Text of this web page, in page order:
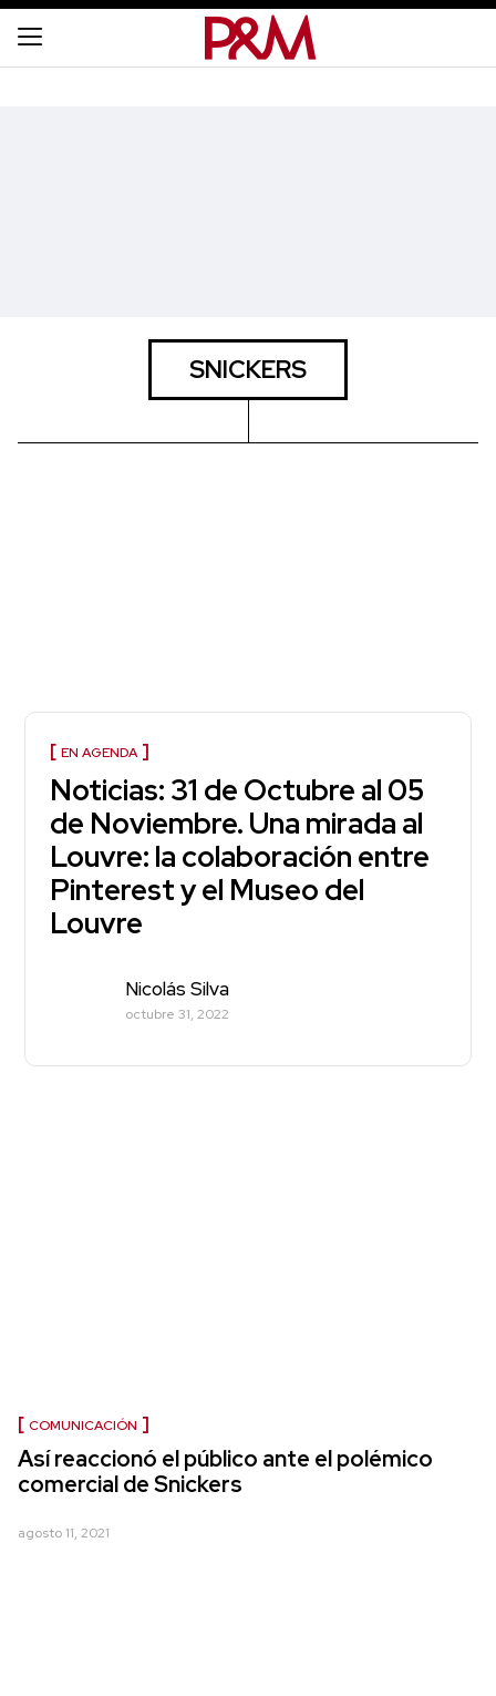
SNICKERS
EN AGENDA
Noticias: 31 de Octubre al 05
de Noviembre. Una mirada al
Louvre: la colaboración entre
Pinterest y el Museo del
Louvre
Nicolás Silva
octubre 31, 2022
COMUNICACIÓN
Así reaccionó el público ante el polémico
comercial de Snickers
agosto 11, 2021